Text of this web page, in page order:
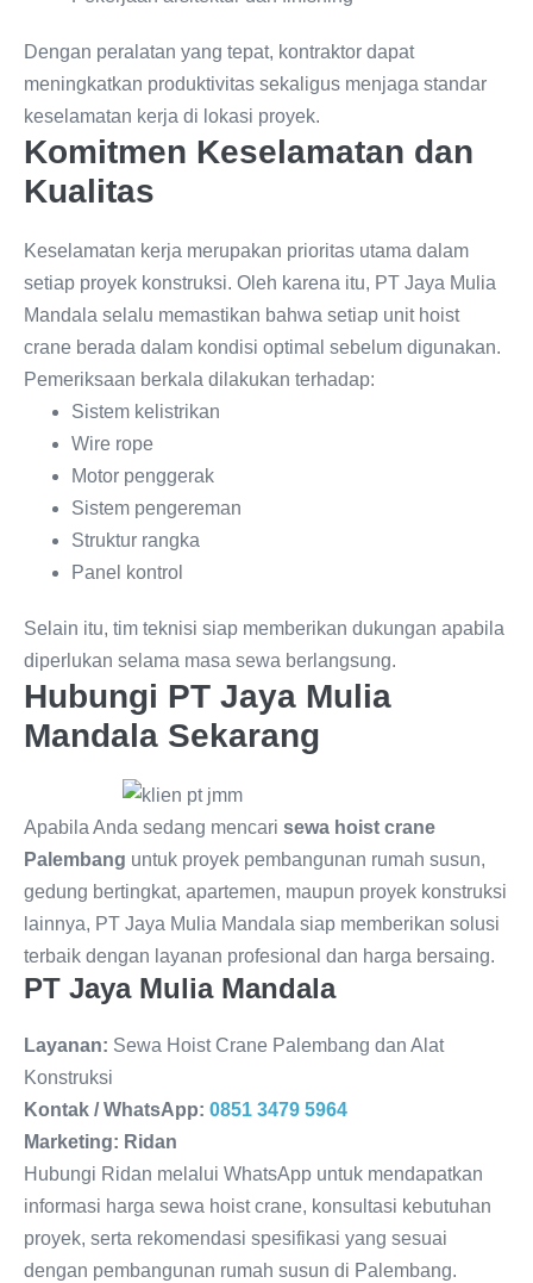
Dengan peralatan yang tepat, kontraktor dapat
meningkatkan produktivitas sekaligus menjaga standar
keselamatan kerja di lokasi proyek.
Komitmen Keselamatan dan
Kualitas
Keselamatan kerja merupakan prioritas utama dalam
setiap proyek konstruksi. Oleh karena itu, PT Jaya Mulia
Mandala selalu memastikan bahwa setiap unit hoist
crane berada dalam kondisi optimal sebelum digunakan.
Pemeriksaan berkala dilakukan terhadap:
Sistem kelistrikan
Wire rope
Motor penggerak
Sistem pengereman
Struktur rangka
Panel kontrol
Selain itu, tim teknisi siap memberikan dukungan apabila
diperlukan selama masa sewa berlangsung.
Hubungi PT Jaya Mulia
Mandala Sekarang
Apabila Anda sedang mencari sewa hoist crane
Palembang untuk proyek pembangunan rumah susun,
gedung bertingkat, apartemen, maupun proyek konstruksi
lainnya, PT Jaya Mulia Mandala siap memberikan solusi
terbaik dengan layanan profesional dan harga bersaing.
PT Jaya Mulia Mandala
Layanan: Sewa Hoist Crane Palembang dan Alat
Konstruksi
Kontak / WhatsApp: 0851 3479 5964
Marketing: Ridan
Hubungi Ridan melalui WhatsApp untuk mendapatkan
informasi harga sewa hoist crane, konsultasi kebutuhan
proyek, serta rekomendasi spesifikasi yang sesuai
dengan pembangunan rumah susun di Palembang.